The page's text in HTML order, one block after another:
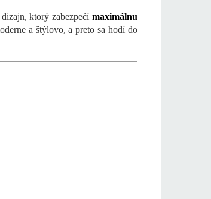
ktorý zabezpečí maximálnu
a štýlovo, a preto sa hodí do